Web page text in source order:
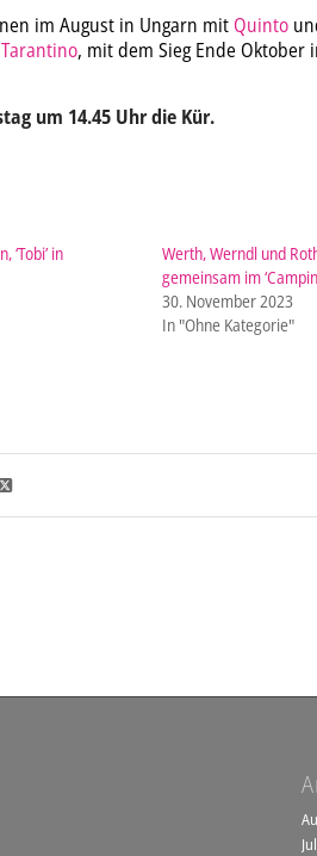
im August in Ungarn mit Quinto
Tarantino, mit dem Sieg Ende Oktober
um 14.45 Uhr die Kür.
‘Tobi’ in
Werth, Werndl und
gemeinsam im
30. November 2023
In "Ohne Kategorie"